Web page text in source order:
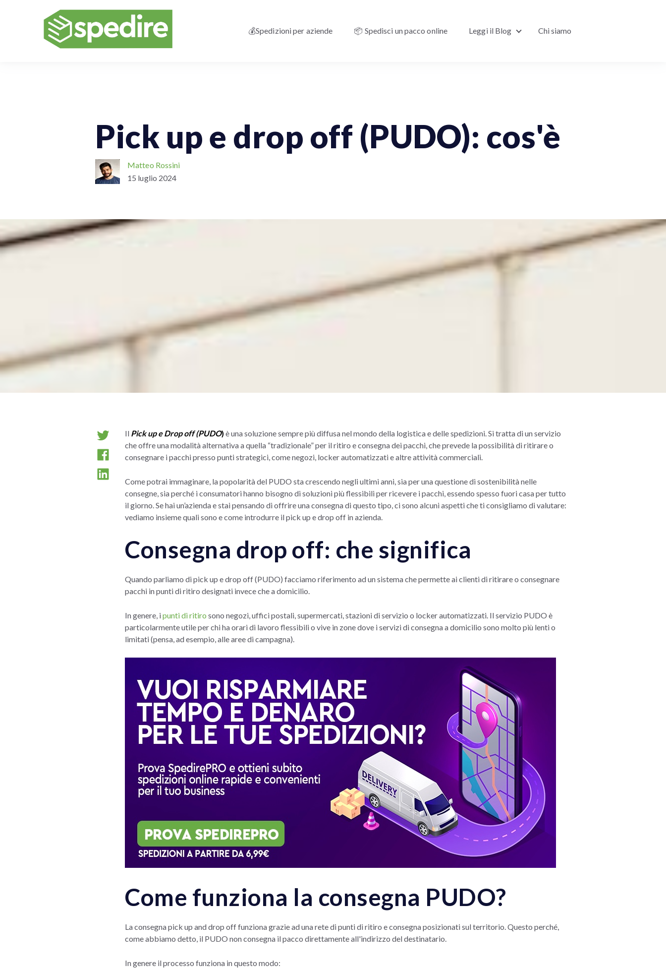
💰Spedizioni per aziende 📦 Spedisci un pacco online Leggi il Blog
Show submenu for Leggi il Blog
Chi siamo
Pick up e drop off (PUDO): cos'è
Matteo Rossini
15 luglio 2024
Il Pick up e Drop off (PUDO) è una soluzione sempre più diffusa nel mondo della logistica e delle spedizioni. Si tratta di un servizio
che offre una modalità alternativa a quella “tradizionale” per il ritiro e consegna dei pacchi, che prevede la possibilità di ritirare o
consegnare i pacchi presso punti strategici, come negozi, locker automatizzati e altre attività commerciali.
Come potrai immaginare, la popolarità del PUDO sta crescendo negli ultimi anni, sia per una questione di sostenibilità nelle
consegne, sia perché i consumatori hanno bisogno di soluzioni più flessibili per ricevere i pacchi, essendo spesso fuori casa per tutto
il giorno. Se hai un’azienda e stai pensando di offrire una consegna di questo tipo, ci sono alcuni aspetti che ti consigliamo di valutare:
vediamo insieme quali sono e come introdurre il pick up e drop off in azienda.
Consegna drop off: che significa
Quando parliamo di pick up e drop off (PUDO) facciamo riferimento ad un sistema che permette ai clienti di ritirare o consegnare
pacchi in punti di ritiro designati invece che a domicilio.
In genere, ipunti di ritiro sono negozi, uffici postali, supermercati, stazioni di servizio o locker automatizzati. Il servizio PUDO è
particolarmente utile per chi ha orari di lavoro flessibili o vive in zone dove i servizi di consegna a domicilio sono molto più lenti o
limitati (pensa, ad esempio, alle aree di campagna).
Come funziona la consegna PUDO?
La consegna pick up and drop off funziona grazie ad una rete di punti di ritiro e consegna posizionati sul territorio. Questo perché,
come abbiamo detto, il PUDO non consegna il pacco direttamente all'indirizzo del destinatario.
In genere il processo funziona in questo modo: